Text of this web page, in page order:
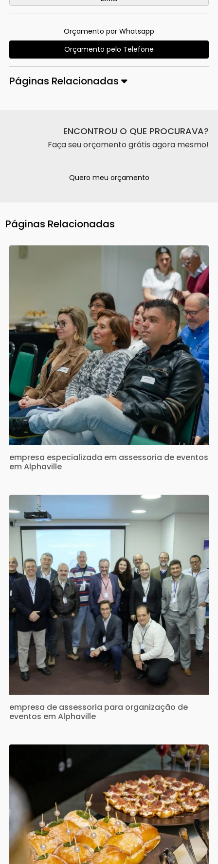
Orçamento por Whatsapp
Orçamento pelo Telefone
Páginas Relacionadas
ENCONTROU O QUE PROCURAVA?
Faça seu orçamento grátis agora mesmo!
Quero meu orçamento
Páginas Relacionadas
empresa especializada em assessoria de eventos
em Alphaville
empresa de assessoria para organização de
eventos em Alphaville